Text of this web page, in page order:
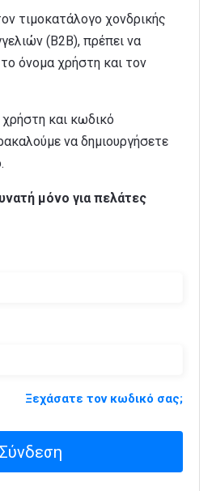
τιμοκατάλογο χονδρικής
(B2B), πρέπει να
όνομα χρήστη και τον
και κωδικό
να δημιουργήσετε
μόνο για πελάτες
Ξεχάσατε τον κωδικό σας;
Σύνδεση